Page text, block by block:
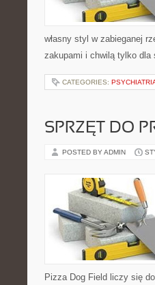
własny styl w zabieganej
zakupami i chwilą tylko
CATEGORIES:
SPRZĘT DO
POSTED BY ADMIN
Pizza Dog Field liczy się